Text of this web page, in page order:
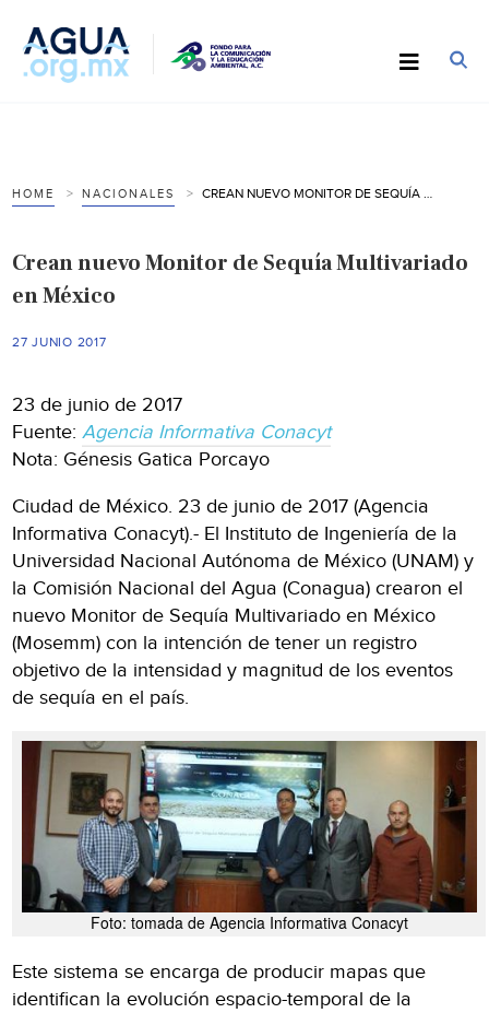
HOME NACIONALES
Crean nuevo Monitor de Sequía Multivariado
en México
27 JUNIO 2017
23 de junio de 2017
Fuente:Agencia Informativa Conacyt
Nota: Génesis Gatica Porcayo
Ciudad de México. 23 de junio de 2017 (Agencia
Informativa Conacyt).- El Instituto de Ingeniería de la
Universidad Nacional Autónoma de México (UNAM) y
la Comisión Nacional del Agua (Conagua) crearon el
nuevo Monitor de Sequía Multivariado en México
(Mosemm) con la intención de tener un registro
objetivo de la intensidad y magnitud de los eventos
de sequía en el país.
Foto: tomada de Agencia Informativa Conacyt
Este sistema se encarga de producir mapas que
identifican la evolución espacio-temporal de la